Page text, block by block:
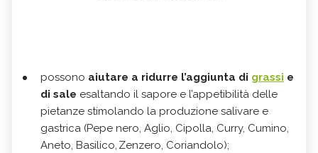
possono aiutare a ridurre l’aggiunta di grassi e
di sale esaltando il sapore e l’appetibilità delle
pietanze stimolando la produzione salivare e
gastrica (Pepe nero, Aglio, Cipolla, Curry, Cumino,
Aneto, Basilico, Zenzero, Coriandolo);